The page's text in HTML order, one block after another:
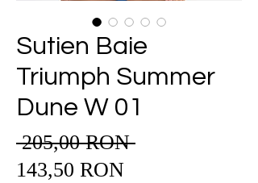
Sutien Baie
Triumph Summer
Dune W 01
205,00 RON Preț
143,50 RONPreț